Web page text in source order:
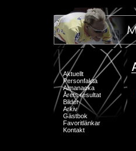
Aktuellt
Personfakta
Almanacka
Årets resultat
Bilder
Arkiv
Gästbok
Favoritlänkar
Kontakt